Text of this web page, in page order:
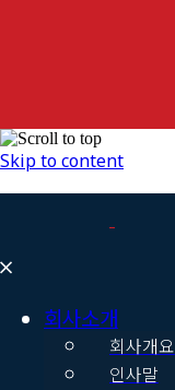
Skip to content
회사소개
회사개요
인사말